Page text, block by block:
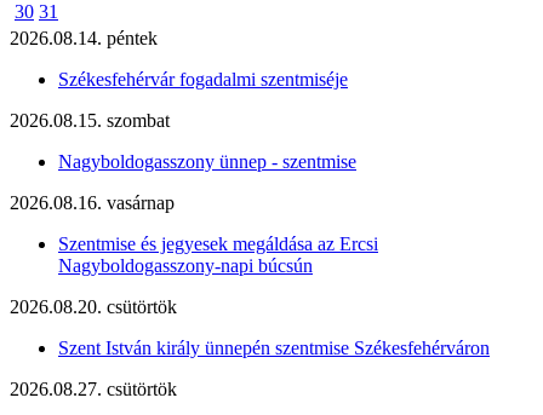
30 31
2026.08.14. péntek
Székesfehérvár fogadalmi szentmiséje
2026.08.15. szombat
Nagyboldogasszony ünnep - szentmise
2026.08.16. vasárnap
Szentmise és jegyesek megáldása az Ercsi
Nagyboldogasszony-napi búcsún
2026.08.20. csütörtök
Szent István király ünnepén szentmise Székesfehérváron
2026.08.27. csütörtök